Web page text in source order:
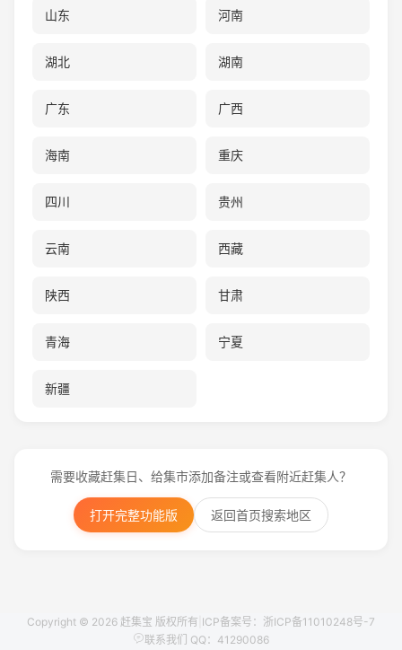
山东 河南
湖北 湖南
广东 广西
海南 重庆
四川 贵州
云南 西藏
陕西 甘肃
青海 宁夏
新疆
需要收藏赶集日、给集市添加备注或查看附近赶集人？
打开完整功能版 返回首页搜索地区
Copyright © 2026 赶集宝 版权所有 ICP备案号：浙ICP备11010248号-7
联系我们 QQ：41290086